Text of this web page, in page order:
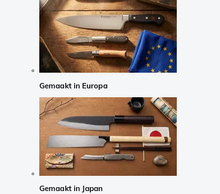
Gemaakt in Europa
Gemaakt in Japan